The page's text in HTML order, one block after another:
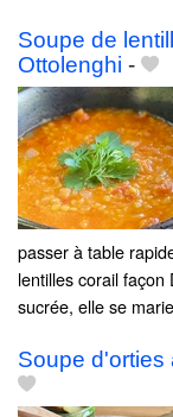
Soupe de
Ottolenghi -
passer à table
lentilles corail
sucrée, elle se
Soupe d'orties